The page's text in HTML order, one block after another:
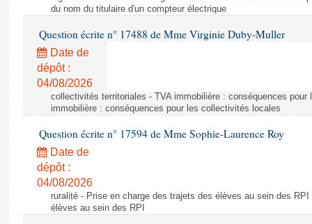
du nom du titulaire d'un compteur électrique
Question écrite n° 17488 de Mme Virginie Duby-Muller
Date de
dépôt :
04/08/2026
collectivités territoriales - TVA immobilière : conséquences
immobilière : conséquences pour les collectivités locales
Question écrite n° 17594 de Mme Sophie-Laurence Roy
Date de
dépôt :
04/08/2026
ruralité - Prise en charge des trajets des élèves au sein des
élèves au sein des RPI